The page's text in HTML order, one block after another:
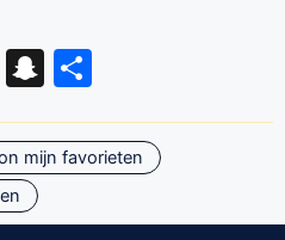
WhatsApp
Snapchat
mijn favorieten